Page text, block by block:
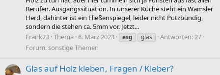
Berufen. Ausgangssituation. In unserer Küche steht ein Wamsler
Herd, dahinter ist ein Fließenspiegel, leider nicht Putzbündig,
sondern die stehen ca. 5mm vor. Jetzt...
Frank73 Thema 6. März 2023 esg glas
Antworten: 27
Forum:sonstige Themen
Glas auf Holz kleben, Fragen / Kleber?